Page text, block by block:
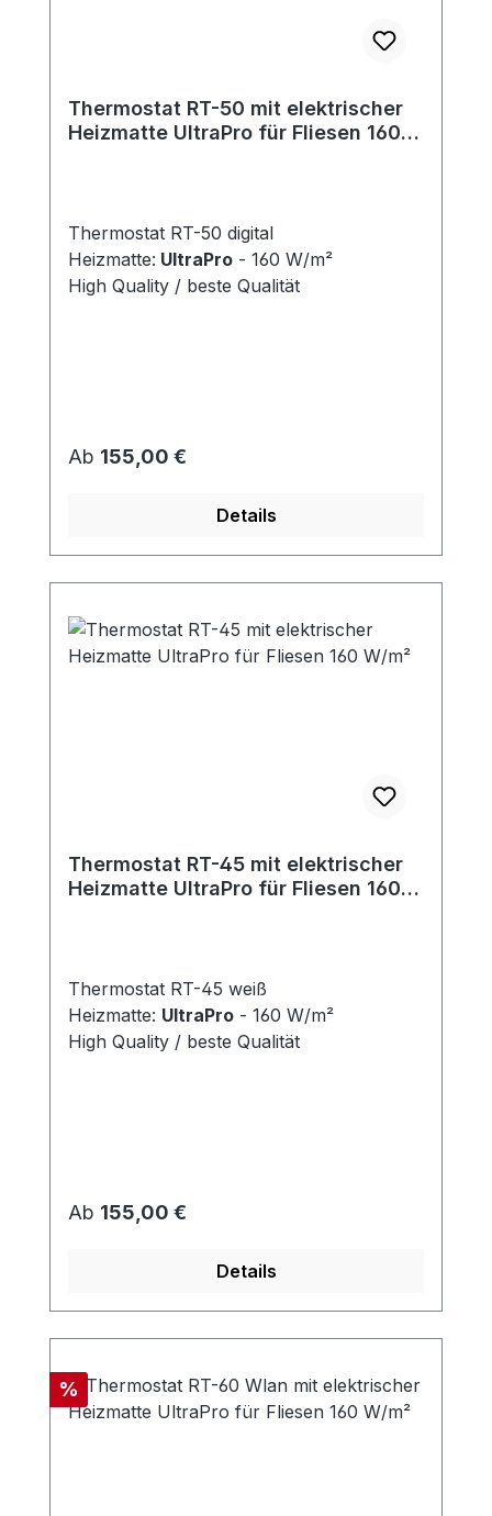
Thermostat RT-50 mit elektrischer
Heizmatte UltraPro für Fliesen 160
Thermostat RT-50 digital
Heizmatte: UltraPro - 160 W/m²
High Quality / beste Qualität
Regulärer Preis:
Ab 155,00 €
Details
Thermostat RT-45 mit elektrischer
Heizmatte UltraPro für Fliesen 160
Thermostat RT-45 weiß
Heizmatte: UltraPro - 160 W/m²
High Quality / beste Qualität
Regulärer Preis:
Ab 155,00 €
Details
Rabatt
%